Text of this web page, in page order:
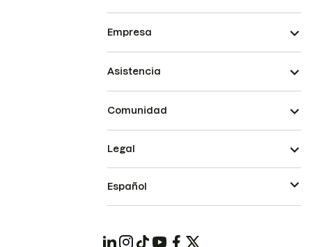
Empresa
Asistencia
Comunidad
Legal
Español